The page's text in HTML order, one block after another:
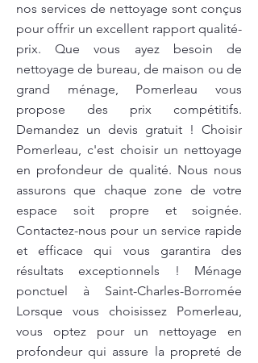
nos services de nettoyage sont conçus
pour offrir un excellent rapport qualité-
prix. Que vous ayez besoin de
nettoyage de bureau, de maison ou de
grand ménage, Pomerleau vous
propose des prix compétitifs.
Demandez un devis gratuit ! Choisir
Pomerleau, c'est choisir un nettoyage
en profondeur de qualité. Nous nous
assurons que chaque zone de votre
espace soit propre et soignée.
Contactez-nous pour un service rapide
et efficace qui vous garantira des
résultats exceptionnels ! Ménage
ponctuel à Saint-Charles-Borromée
Lorsque vous choisissez Pomerleau,
vous optez pour un nettoyage en
profondeur qui assure la propreté de